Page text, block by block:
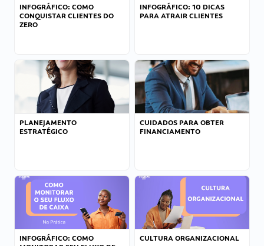
INFOGRÁFICO: COMO
CONQUISTAR CLIENTES DO
ZERO
INFOGRÁFICO: 10 DICAS
PARA ATRAIR CLIENTES
PLANEJAMENTO
ESTRATÉGICO
CUIDADOS PARA OBTER
FINANCIAMENTO
INFOGRÁFICO: COMO
CULTURA ORGANIZACIONAL